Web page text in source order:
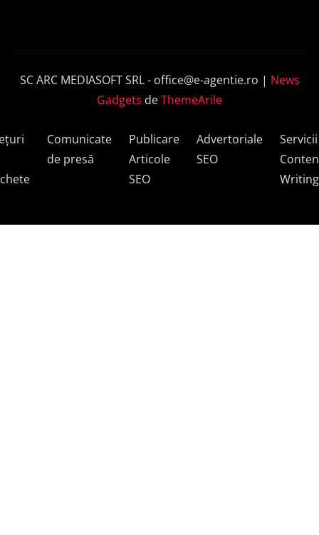
SC ARC MEDIASOFT SRL - office@e-agentie.ro | News
Gadgets deThemeArile
Comunicate
de presă
Publicare
Articole
SEO
Advertoriale
SEO
Servicii
Writing